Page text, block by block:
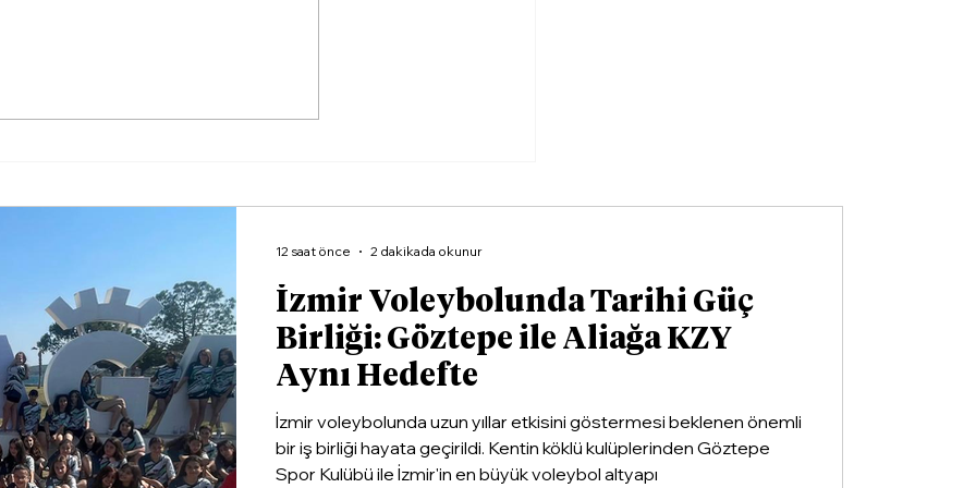
İzmir Voleybolunda Tarihi Güç
Birliği: Göztepe ile Aliağa KZY
Aynı Hedefte
İzmir voleybolunda uzun yıllar etkisini göstermesi beklenen önemli
bir iş birliği hayata geçirildi. Kentin köklü kulüplerinden Göztepe
Spor Kulübü ile İzmir'in en büyük voleybol altyapı
12 saat önce 2 dakikada okunur